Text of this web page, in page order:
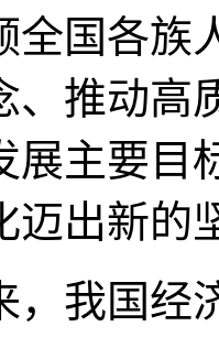
全国各族
、推动高
展主要目
迈出新的
国经济